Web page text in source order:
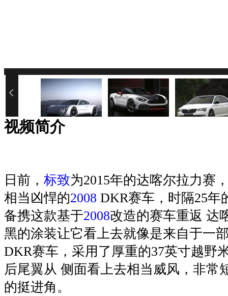
视频简介
日前， 标致为2015年的达喀尔拉力赛
相当凶悍的2008 DKR赛车，时隔25年
备携这款基于2008改造的赛车重返 达
黑的涂装让它看上去就像是来自于一
DKR赛车，采用了厚重的37英寸越野
后尾翼从 侧面看上去相当威风，非常
的挺进角。